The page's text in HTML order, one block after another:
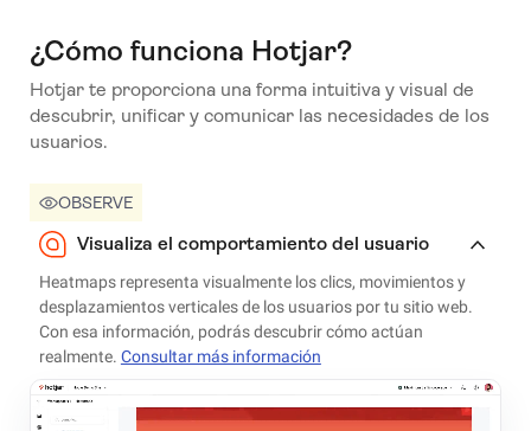
¿Cómo funciona Hotjar?
Hotjar te proporciona una forma intuitiva y visual de
descubrir, unificar y comunicar las necesidades de los
usuarios.
OBSERVE
Visualiza el comportamiento del usuario
Heatmaps representa visualmente los clics, movimientos y
desplazamientos verticales de los usuarios por tu sitio web.
Con esa información, podrás descubrir cómo actúan
realmente. Consultar más información